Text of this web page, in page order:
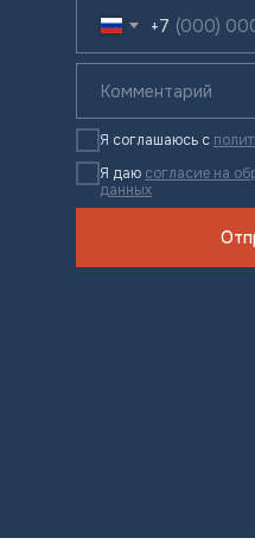
+7
Я соглашаюсь с
Я даю согласие на
данных